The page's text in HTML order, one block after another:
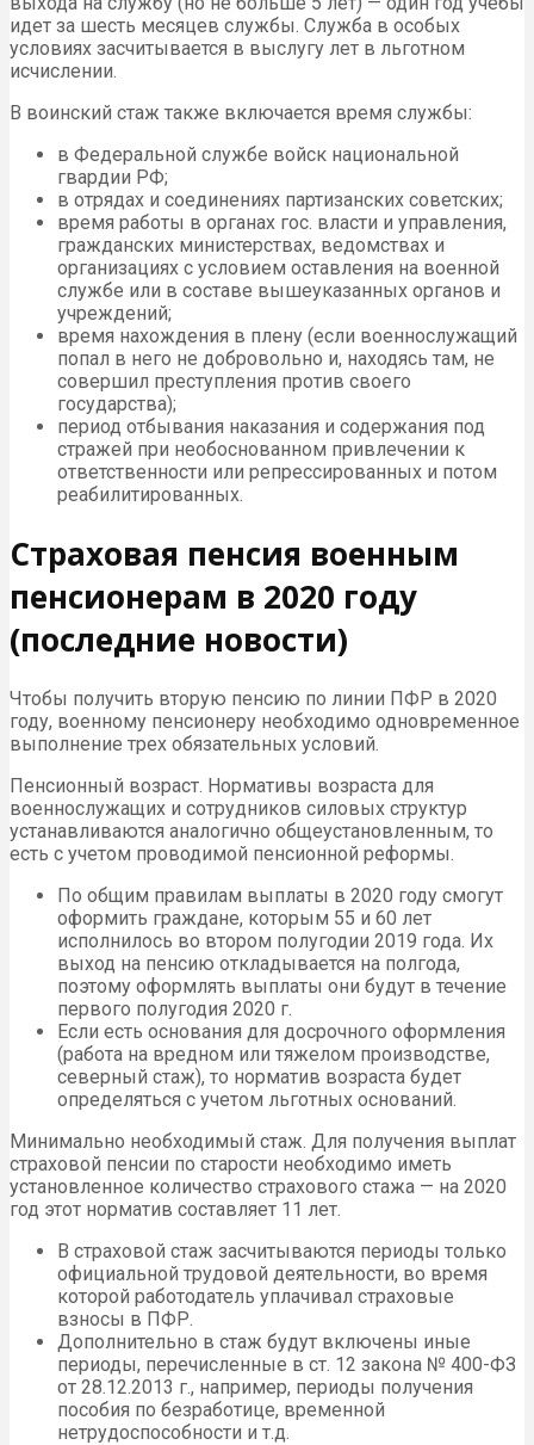
идет за шесть месяцев службы. Служба в особых
условиях засчитывается в выслугу лет в льготном
исчислении.
В воинский стаж также включается время службы:
в Федеральной службе войск национальной
гвардии РФ;
в отрядах и соединениях партизанских советских;
время работы в органах гос. власти и управления,
гражданских министерствах, ведомствах и
организациях с условием оставления на военной
службе или в составе вышеуказанных органов и
учреждений;
время нахождения в плену (если военнослужащий
попал в него не добровольно и, находясь там, не
совершил преступления против своего
государства);
период отбывания наказания и содержания под
стражей при необоснованном привлечении к
ответственности или репрессированных и потом
реабилитированных.
Страховая пенсия военным
пенсионерам в 2020 году
(последние новости)
Чтобы получить вторую пенсию по линии ПФР в 2020
году, военному пенсионеру необходимо одновременное
выполнение трех обязательных условий.
Пенсионный возраст. Нормативы возраста для
военнослужащих и сотрудников силовых структур
устанавливаются аналогично общеустановленным, то
есть с учетом проводимой пенсионной реформы.
По общим правилам выплаты в 2020 году смогут
оформить граждане, которым 55 и 60 лет
исполнилось во втором полугодии 2019 года. Их
выход на пенсию откладывается на полгода,
поэтому оформлять выплаты они будут в течение
первого полугодия 2020 г.
Если есть основания для досрочного оформления
(работа на вредном или тяжелом производстве,
северный стаж), то норматив возраста будет
определяться с учетом льготных оснований.
Минимально необходимый стаж. Для получения выплат
страховой пенсии по старости необходимо иметь
установленное количество страхового стажа — на 2020
год этот норматив составляет 11 лет.
В страховой стаж засчитываются периоды только
официальной трудовой деятельности, во время
которой работодатель уплачивал страховые
взносы в ПФР.
Дополнительно в стаж будут включены иные
периоды, перечисленные в ст. 12 закона № 400-ФЗ
от 28.12.2013 г., например, периоды получения
пособия по безработице, временной
нетрудоспособности и т.д.